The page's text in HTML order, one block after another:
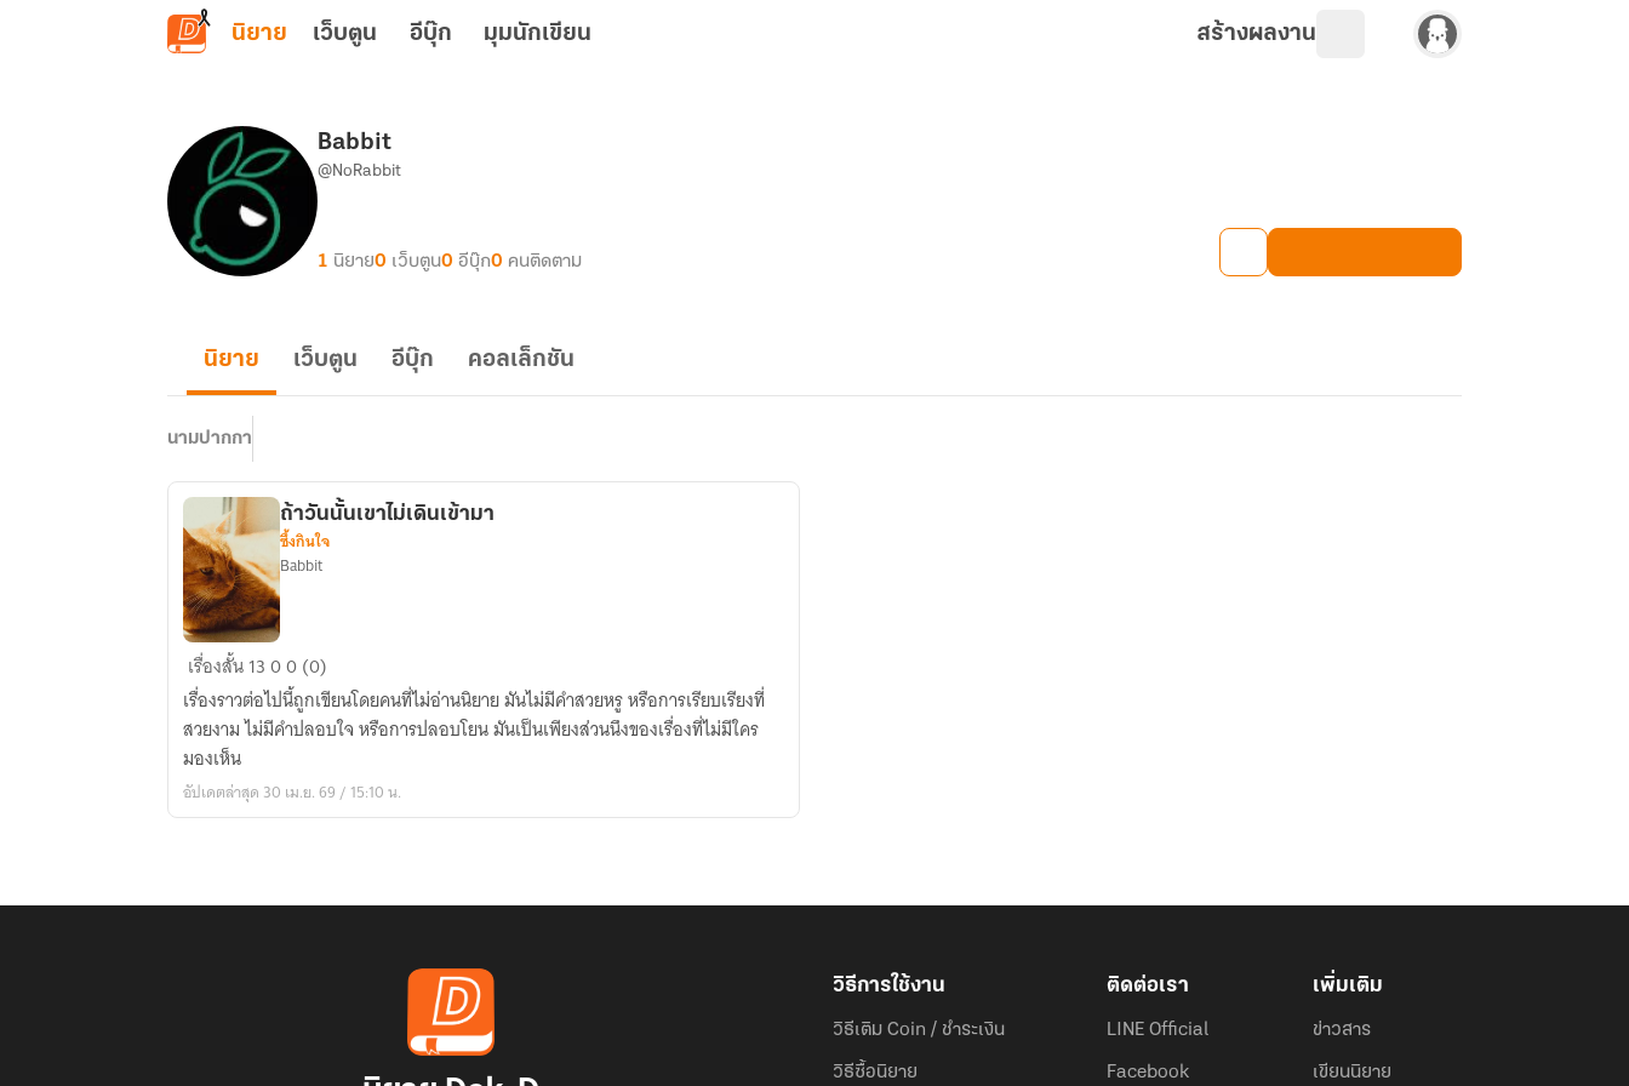
ข้ามไปยังเนื้อหาหลัก
นิยาย เว็บตูน อีบุ๊ก มุมนักเขียน สร้างผลงาน
Babbit
@NoRabbit
1 นิยาย0 เว็บตูน0 อีบุ๊ก0 คนติดตาม
นิยาย เว็บตูน อีบุ๊ก คอลเล็กชัน
นามปากกา
ถ้า
วัน
นั้น
เขา
ไม่
เดิน
ถ้าวันนั้นเขาไม่เดินเข้ามา
ซึ้งกินใจ
Babbit
เรื่องสั้น1300 (0)
เรื่องราวต่อไปนี้ถูกเขียนโดยคนที่ไม่อ่านนิยาย มันไม่มีคำสวยหรู หรือการเรียบเรียงที่
สวยงาม ไม่มีคำปลอบใจ หรือการปลอบโยน มันเป็นเพียงส่วนนึงของเรื่องที่ไม่มีใคร
มองเห็น
อัปเดตล่าสุด 30 เม.ย. 69 / 15:10 น.
วิธีการใช้งาน
วิธีเติม Coin / ชำระเงิน
วิธีซื้อนิยาย
ติดต่อเรา
LINE Official
Facebook
เพิ่มเติม
ข่าวสาร
เขียนนิยาย